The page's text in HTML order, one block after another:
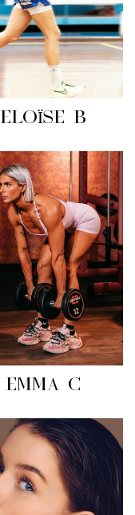
ELOÏSE B
EMMA C